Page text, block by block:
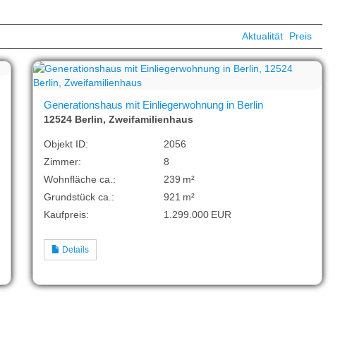
Aktualität Preis
Generationshaus mit Einliegerwohnung in Berlin
12524 Berlin, Zweifamilienhaus
Objekt ID:
2056
Zimmer:
8
Wohnfläche ca.:
239 m²
Grund­stück ca.:
921 m²
Kaufpreis:
1.299.000 EUR
Details